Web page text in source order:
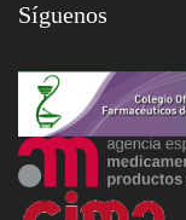
Síguenos